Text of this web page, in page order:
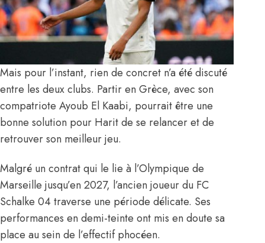
Mais pour l’instant, rien de concret n’a été discuté
entre les deux clubs. Partir en Grèce, avec son
compatriote Ayoub El Kaabi, pourrait être une
bonne solution pour Harit de se relancer et de
retrouver son meilleur jeu.
Malgré un contrat qui le lie à l’Olympique de
Marseille jusqu’en 2027, l’ancien joueur du FC
Schalke 04 traverse une période délicate. Ses
performances en demi-teinte ont mis en doute sa
place au sein de l’effectif phocéen.